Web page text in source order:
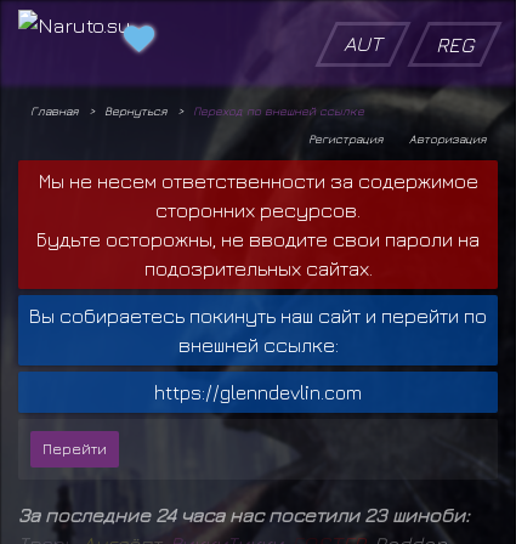
AUT REG
Главная Вернуться
Переход по внешней ссылке
Авторизация
Регистрация
Мы не несем ответственности за содержимое
сторонних ресурсов.
Будьте осторожны, не вводите свои пароли на
подозрительных сайтах.
Вы собираетесь покинуть наш сайт и перейти по
внешней ссылке:
https://glenndevlin.com
За последние 24 часа нас посетили 23 шиноби: